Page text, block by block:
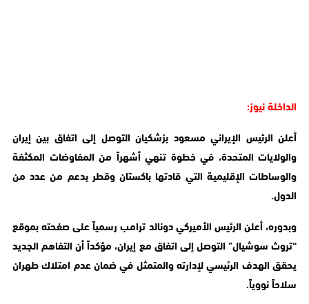
الداخلة نيوز:
أعلن الرئيس الإيراني مسعود بزشكيان التوصل إلى اتفاق بين إيران
والولايات المتحدة، في خطوة تنهي أشهراً من المفاوضات المكثفة
والوساطات الإقليمية التي قادتها باكستان وقطر بدعم من عدد من
الدول.
وبدوره، أعلن الرئيس الأميركي دونالد ترامب رسمياً على صفحته بموقع
“تروث سوشيال” التوصل إلى اتفاق مع إيران، مؤكداً أن التفاهم الجديد
يحقق الهدف الرئيسي لإدارته والمتمثل في ضمان عدم امتلاك طهران
سلاحاً نووياً.